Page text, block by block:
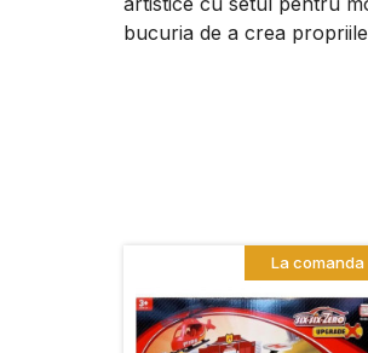
bucuria de a crea
La comanda